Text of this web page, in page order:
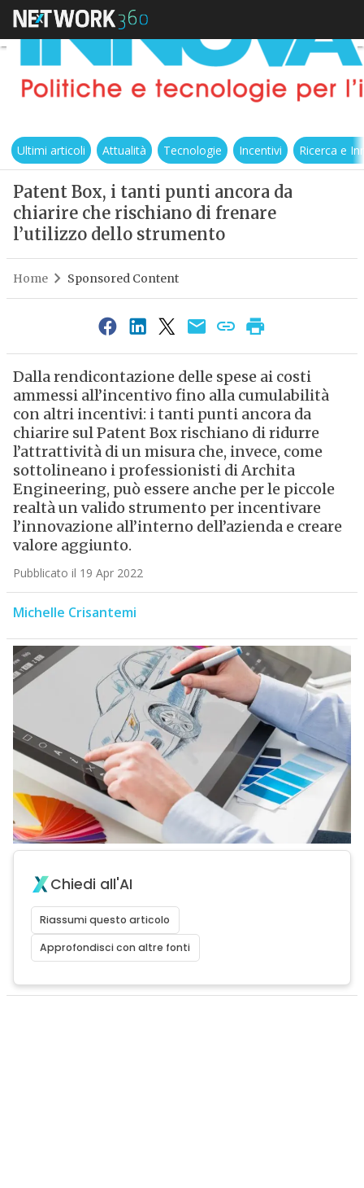
Ultimi articoli Attualità Tecnologie Incentivi Ricerca e
Patent Box, i tanti punti ancora da
chiarire che rischiano di frenare
l’utilizzo dello strumento
Home Sponsored Content
Dalla rendicontazione delle spese ai costi
ammessi all’incentivo fino alla cumulabilità
con altri incentivi: i tanti punti ancora da
chiarire sul Patent Box rischiano di ridurre
l’attrattività di un misura che, invece, come
sottolineano i professionisti di Archita
Engineering, può essere anche per le piccole
realtà un valido strumento per incentivare
l’innovazione all’interno dell’azienda e creare
valore aggiunto.
Pubblicato il 19 Apr 2022
Michelle Crisantemi
Chiedi all'AI
Riassumi questo articolo
Approfondisci con altre fonti